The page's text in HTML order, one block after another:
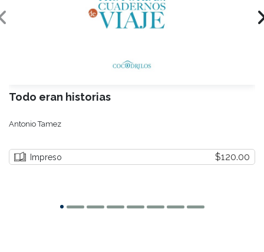
Todo eran historias
Antonio Tamez
Impreso $120.00